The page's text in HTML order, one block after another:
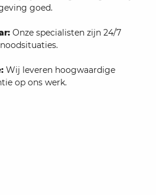
goed.
Onze specialisten zijn 24/7
Wij leveren hoogwaardige
op ons werk.